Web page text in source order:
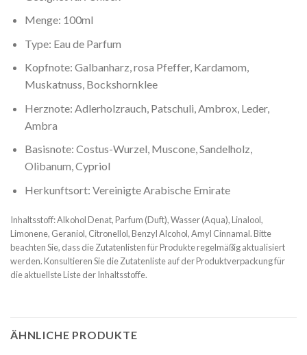
Menge: 100ml
Type: Eau de Parfum
Kopfnote: Galbanharz, rosa Pfeffer, Kardamom,
Muskatnuss, Bockshornklee
Herznote: Adlerholzrauch, Patschuli, Ambrox, Leder,
Ambra
Basisnote: Costus-Wurzel, Muscone, Sandelholz,
Olibanum, Cypriol
Herkunftsort: Vereinigte Arabische Emirate
Inhaltsstoff: Alkohol Denat, Parfum (Duft), Wasser (Aqua), Linalool,
Limonene, Geraniol, Citronellol, Benzyl Alcohol, Amyl Cinnamal. Bitte
beachten Sie, dass die Zutatenlisten für Produkte regelmäßig aktualisiert
werden. Konsultieren Sie die Zutatenliste auf der Produktverpackung für
die aktuellste Liste der Inhaltsstoffe.
ÄHNLICHE PRODUKTE